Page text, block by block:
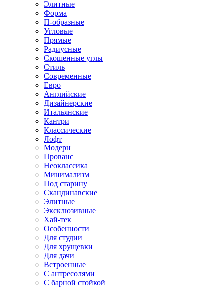
Элитные
Форма
П-образные
Угловые
Прямые
Радиусные
Скошенные углы
Стиль
Современные
Евро
Английские
Дизайнерские
Итальянские
Кантри
Классические
Лофт
Модерн
Прованс
Неоклассика
Минимализм
Под старину
Скандинавские
Элитные
Эксклюзивные
Хай-тек
Особенности
Для студии
Для хрущевки
Для дачи
Встроенные
С антресолями
С барной стойкой